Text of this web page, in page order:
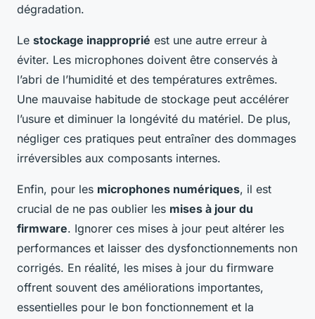
dégradation.
Le stockage inapproprié est une autre erreur à
éviter. Les microphones doivent être conservés à
l’abri de l’humidité et des températures extrêmes.
Une mauvaise habitude de stockage peut accélérer
l’usure et diminuer la longévité du matériel. De plus,
négliger ces pratiques peut entraîner des dommages
irréversibles aux composants internes.
Enfin, pour les microphones numériques, il est
crucial de ne pas oublier les mises à jour du
firmware. Ignorer ces mises à jour peut altérer les
performances et laisser des dysfonctionnements non
corrigés. En réalité, les mises à jour du firmware
offrent souvent des améliorations importantes,
essentielles pour le bon fonctionnement et la